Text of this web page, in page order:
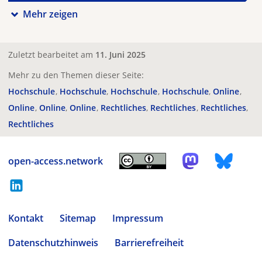
Mehr zeigen
Zuletzt bearbeitet am 11. Juni 2025
Mehr zu den Themen dieser Seite:
Hochschule Hochschule Hochschule Hochschule Online
Online Online Online Rechtliches Rechtliches Rechtliches
Rechtliches
open-access.network
Kontakt Sitemap
Impressum
Datenschutzhinweis
Barrierefreiheit